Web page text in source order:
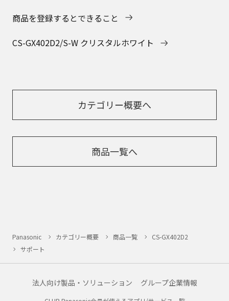
商品を登録するとできること
CS-GX402D2/S-W クリスタルホワイト
カテゴリー概要へ
商品一覧へ
Panasonic カテゴリー概要 商品一覧
CS-GX402D2
サポート
法人向け製品・ソリューション グループ企業情報